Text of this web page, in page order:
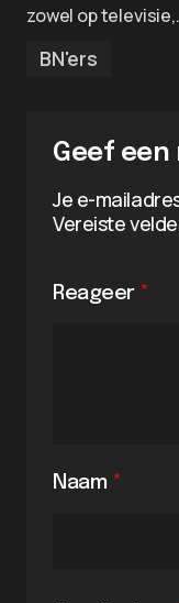
zowel op
BN'ers
Geef
Je e-
Vereiste
Reageer *
Naam *